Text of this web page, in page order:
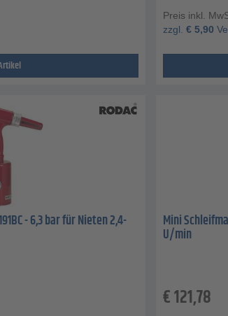
Preis inkl.
zzgl.€ 5,90
- 6,3 bar für Nieten 2,4- Mini
U/min
€121,78